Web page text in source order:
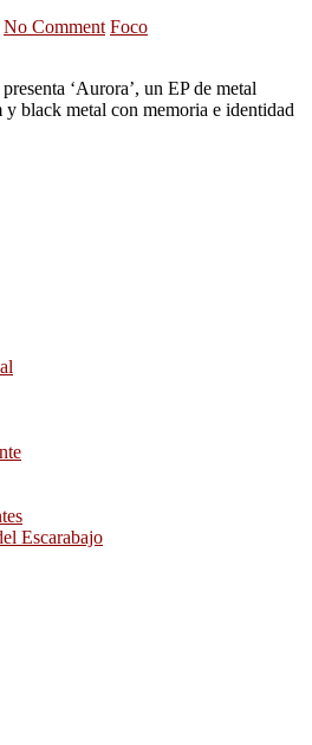
No Comment Foco
‘Aurora’, un EP de metal
black metal con memoria e identidad
Escarabajo